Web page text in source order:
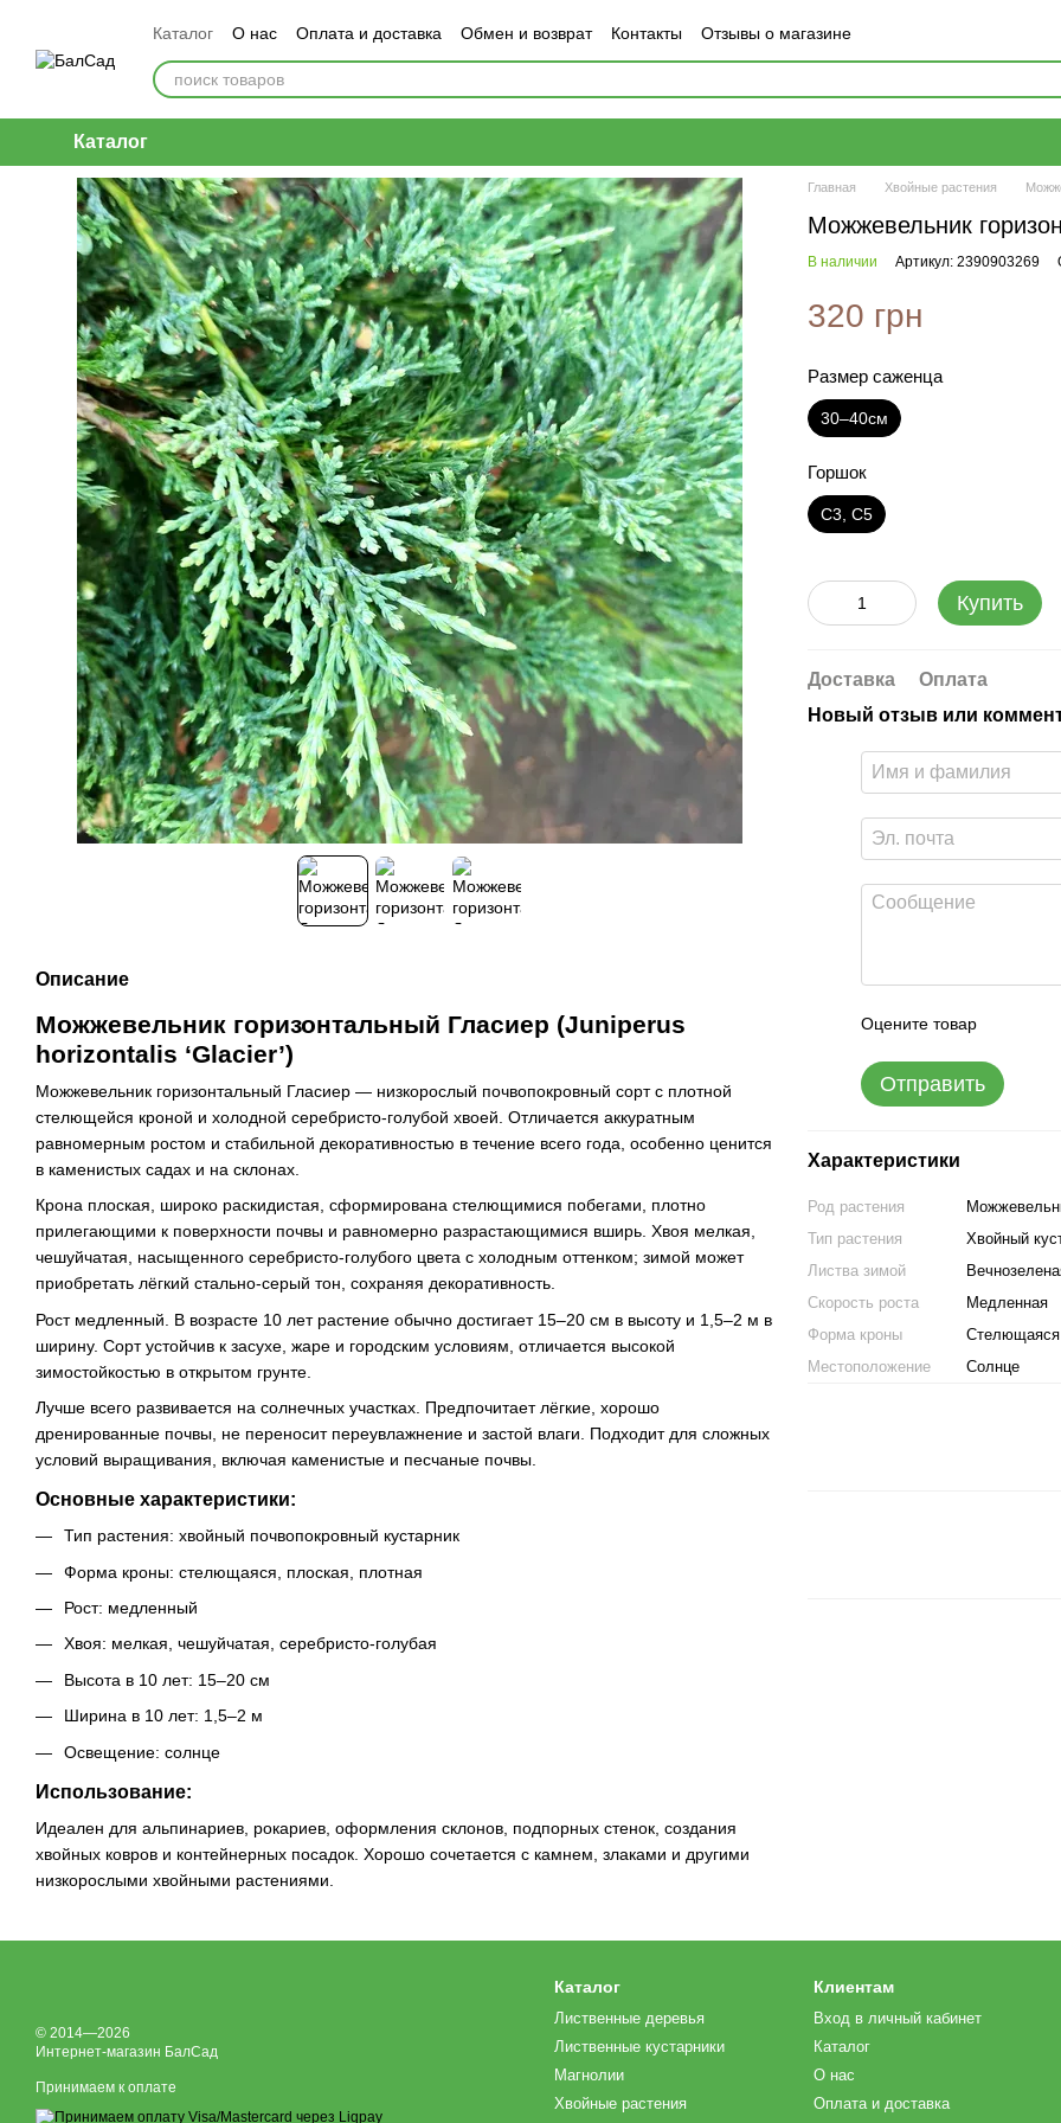
Каталог О нас Оплата и доставка Обмен и возврат Контакты Отзывы о магазине
Каталог
Описание
Можжевельник горизонтальный Гласиер (Juniperus
horizontalis ‘Glacier’)
Можжевельник горизонтальный Гласиер — низкорослый почвопокровный сорт с плотной
стелющейся кроной и холодной серебристо-голубой хвоей. Отличается аккуратным
равномерным ростом и стабильной декоративностью в течение всего года, особенно ценится
в каменистых садах и на склонах.
Крона плоская, широко раскидистая, сформирована стелющимися побегами, плотно
прилегающими к поверхности почвы и равномерно разрастающимися вширь. Хвоя мелкая,
чешуйчатая, насыщенного серебристо-голубого цвета с холодным оттенком; зимой может
приобретать лёгкий стально-серый тон, сохраняя декоративность.
Рост медленный. В возрасте 10 лет растение обычно достигает 15–20 см в высоту и 1,5–2 м в
ширину. Сорт устойчив к засухе, жаре и городским условиям, отличается высокой
зимостойкостью в открытом грунте.
Лучше всего развивается на солнечных участках. Предпочитает лёгкие, хорошо
дренированные почвы, не переносит переувлажнение и застой влаги. Подходит для сложных
условий выращивания, включая каменистые и песчаные почвы.
Основные характеристики:
Тип растения: хвойный почвопокровный кустарник
Форма кроны: стелющаяся, плоская, плотная
Рост: медленный
Хвоя: мелкая, чешуйчатая, серебристо-голубая
Высота в 10 лет: 15–20 см
Ширина в 10 лет: 1,5–2 м
Освещение: солнце
Использование:
Идеален для альпинариев, рокариев, оформления склонов, подпорных стенок, создания
хвойных ковров и контейнерных посадок. Хорошо сочетается с камнем, злаками и другими
низкорослыми хвойными растениями.
Главная Хвойные растения
Можжевельник
В наличии Артикул: 2390903269
320 грн
Размер саженца
30–40см
Горшок
С3, С5
Купить
Доставка
Оплата
Новый отзыв или
Оцените товар
Отправить
Характеристики
Род растения
Тип растения
Хвойный
Листва зимой
Скорость роста
Медленная
Форма кроны
Стелющаяся
Местоположение
Солнце
© 2014—2026
Интернет-магазин БалСад
Принимаем к оплате
Каталог
Лиственные деревья
Лиственные кустарники
Магнолии
Хвойные растения
Клиентам
Вход в личный кабинет
Каталог
О нас
Оплата и доставка